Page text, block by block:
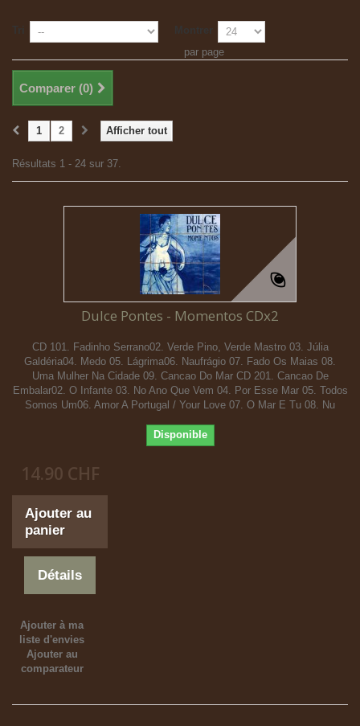
par page
Comparer (0)
Afficher tout
1 2
Résultats 1 - 24 sur 37.
Dulce Pontes - Momentos CDx2
CD 101. Fadinho Serrano02. Verde Pino, Verde Mastro 03. Júlia
Galdéria04. Medo 05. Lágrima06. Naufrágio 07. Fado Os Maias 08.
Uma Mulher Na Cidade 09. Cancao Do Mar CD 201. Cancao De
Embalar02. O Infante 03. No Ano Que Vem 04. Por Esse Mar 05. Todos
Somos Um06. Amor A Portugal / Your Love 07. O Mar E Tu 08. Nu
Disponible
14.90 CHF
Ajouter au
panier
Détails
Ajouter à ma
liste d'envies
Ajouter au
comparateur